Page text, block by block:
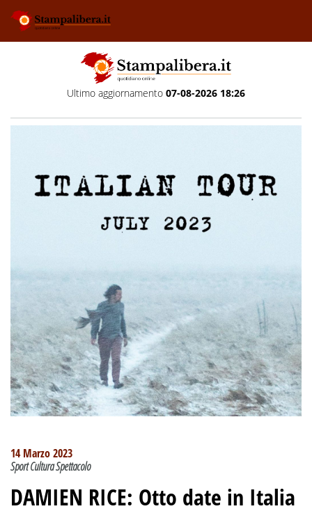
Ultimo aggiornamento 07-08-2026 18:26
14 Marzo 2023
Sport Cultura Spettacolo
DAMIEN RICE: Otto date in Italia